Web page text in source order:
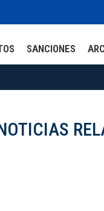
SANCIONES